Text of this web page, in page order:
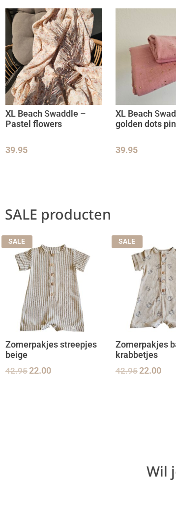
XL Beach Swaddle –
Pastel flowers
39.95
XL Beach
golden dots
39.95
SALE producten
SALE
Zomerpakjes streepjes
beige
42.9522.00
SALE
Zomerpakjes
krabbetjes
42.9522.00
Wil